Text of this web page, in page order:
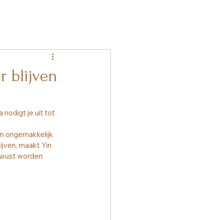
blijven
nodigt je uit tot
ongemakkelijk
maakt Yin
worden